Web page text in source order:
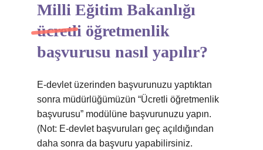
Milli Eğitim Bakanlığı
ücretli öğretmenlik
başvurusu nasıl yapılır?
E-devlet üzerinden başvurunuzu yaptıktan
sonra müdürlüğümüzün “Ücretli öğretmenlik
başvurusu” modülüne başvurunuzu yapın.
(Not: E-devlet başvuruları geç açıldığından
daha sonra da başvuru yapabilirsiniz.